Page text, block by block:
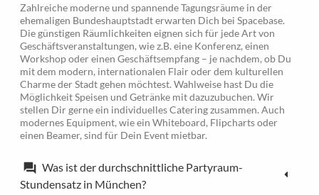
Zahlreiche moderne und spannende Tagungsräume in der
ehemaligen Bundeshauptstadt erwarten Dich bei Spacebase.
Die günstigen Räumlichkeiten eignen sich für jede Art von
Geschäftsveranstaltungen, wie z.B. eine Konferenz, einen
Workshop oder einen Geschäftsempfang – je nachdem, ob Du
mit dem modern, internationalen Flair oder dem kulturellen
Charme der Stadt gehen möchtest. Wahlweise hast Du die
Möglichkeit Speisen und Getränke mit dazuzubuchen. Wir
stellen Dir gerne ein individuelles Catering zusammen. Auch
modernes Equipment, wie ein Whiteboard, Flipcharts oder
einen Beamer, sind für Dein Event mietbar.
forum Was ist der durchschnittliche Partyraum-
Stundensatz in München?